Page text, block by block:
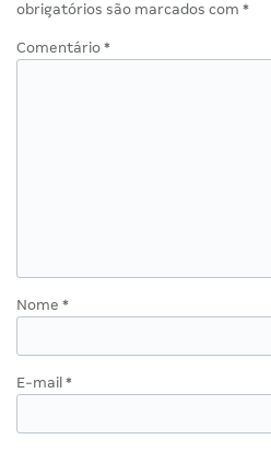
obrigatórios são marcados com *
Comentário *
Nome *
E-mail *